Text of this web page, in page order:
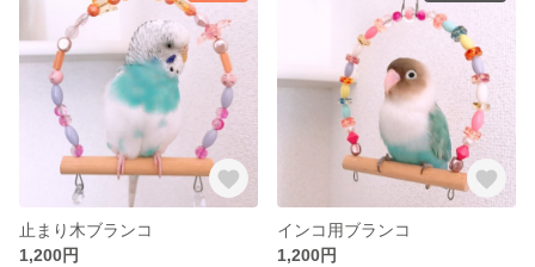
止まり木ブランコ
1,200円
インコ用ブランコ
1,200円